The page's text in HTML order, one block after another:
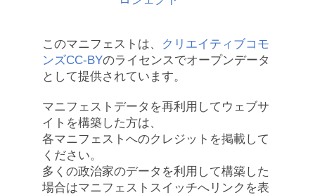
このマニフェストは、
クリエイティブコモ
ンズCC-BYのライセンスでオープンデータ
として提供されています。
マニフェストデータを再利用してウェブサ
イトを構築した方は、
各マニフェストへのクレジットを掲載して
ください。
多くの政治家のデータを利用して構築した
場合はマニフェストスイッチへリンクを表